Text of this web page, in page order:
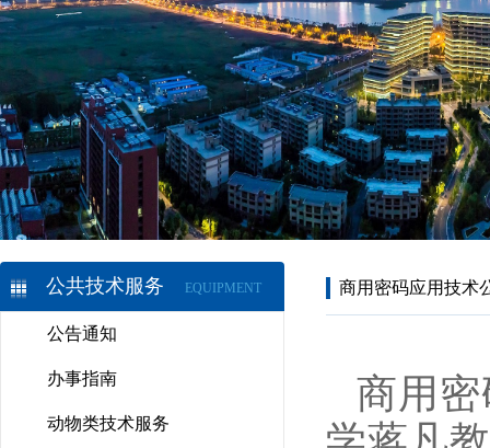
公共技术服务 EQUIPMENT
公告通知
办事指南
动物类技术服务
商用密码应用技术
商用